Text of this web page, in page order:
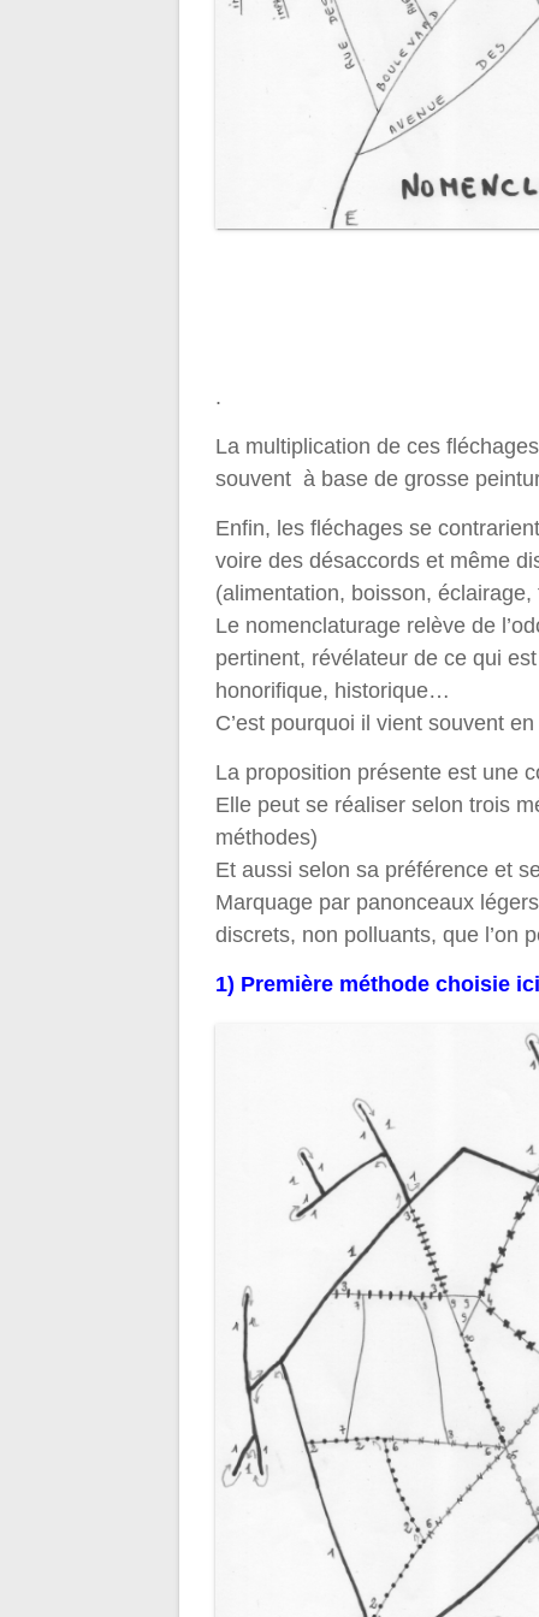
.
La multiplication de ces
souvent à base de grosse
Enfin, les fléchages se
voire des désaccords et même
(alimentation, boisson,
Le nomenclaturage relève de
pertinent, révélateur de ce qui
honorifique, historique…
C’est pourquoi il vient souvent
La proposition présente est une
Elle peut se réaliser selon trois
méthodes)
Et aussi selon sa préférence et
Marquage par panonceaux
discrets, non polluants, que l’on
1) Première méthode choisie